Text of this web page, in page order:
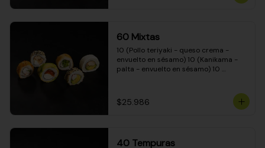
(Pimentón - queso crema - cebollín -
envuelto en masa tempura)
60 Mixtas
10 (Pollo teriyaki - queso crema -
envuelto en sésamo) 10 (Kanikama -
palta - envuelto en sésamo) 10
envuelto en queso crema) 10
(Camarón - queso crema - cebollín -
$25.986
40 Tempuras